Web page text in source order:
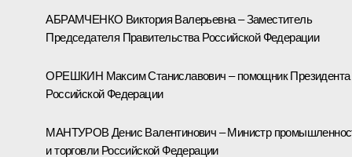
АБРАМЧЕНКО Виктория Валерьевна – Заместитель
Председателя Правительства Российской Федерации
ОРЕШКИН Максим Станиславович – помощник Президента
Российской Федерации
МАНТУРОВ Денис Валентинович – Министр
и торговли Российской Федерации